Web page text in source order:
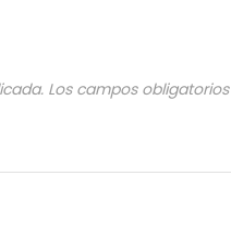
Los campos